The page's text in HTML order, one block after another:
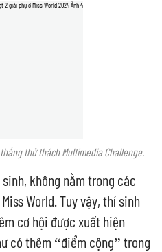
thử thách Multimedia Challenge.
không nằm trong các
World. Tuy vậy, thí sinh
cơ hội được xuất hiện
có thêm “điểm cộng” trong